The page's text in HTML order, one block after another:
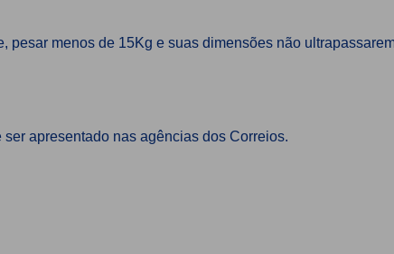
pesar menos de 15Kg e suas dimensões não
apresentado nas agências dos Correios.